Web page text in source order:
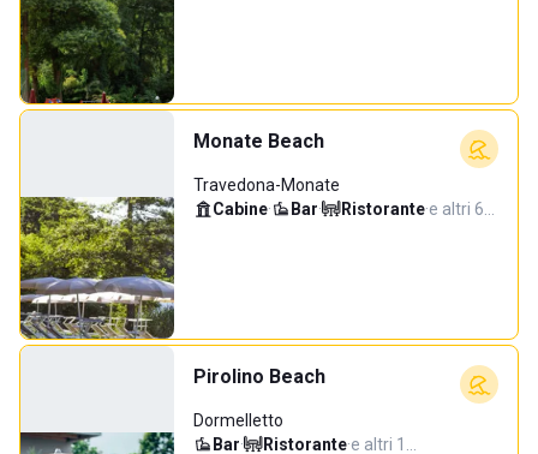
Monate Beach
Travedona-Monate
Cabine· Bar· Ristorante·e altri 6…
Pirolino Beach
Dormelletto
Bar· Ristorante·e altri 1…